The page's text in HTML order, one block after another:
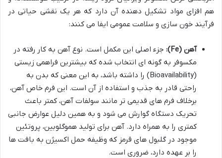
هم افزای مواد تشکیل دهنده آن دارد که هر یک نقشی حیاتی در
فرآیند خون سازی و سلامت عمومی ایفا می کنند:
آهن (Fe):
جزء اصلی این مکمل است. نوع آهن به کار رفته در
مکسوفر به گونه ای انتخاب شده که بیشترین فراهمی زیستی
(Bioavailability) را داشته باشد، به این معنی که بدن به
راحتی قادر به جذب و استفاده از آن است. این فرم خاص آهن،
برخلاف فرم های قدیمی تر مانند سولفات آهن، کمتر باعث
تحریک دستگاه گوارش می شود و به همین دلیل عوارض جانبی
کمتری را به همراه دارد. آهن برای تولید هموگلوبین، پروتئین
موجود در گلبول های قرمز که وظیفه حمل اکسیژن به بافت ها
را بر عهده دارد، ضروری است.